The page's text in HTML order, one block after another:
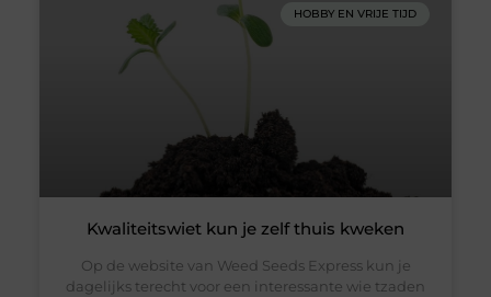
HOBBY EN VRIJE TIJD
Kwaliteitswiet kun je zelf thuis kweken
Op de website van Weed Seeds Express kun je
dagelijks terecht voor een interessante wie tzaden